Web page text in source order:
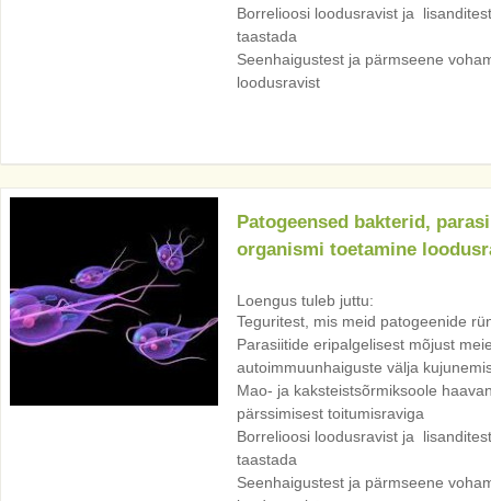
Borrelioosi loodusravist ja
taastada
Seenhaigustest ja pärmseene
loodusravist
Patogeensed bakterid,
organismi toetamine
Loengus tuleb juttu:
Teguritest, mis meid patogeenide
Parasiitide eripalgelisest mõjust
autoimmuunhaiguste välja
Mao- ja kaksteistsõrmiksoole
pärssimisest toitumisraviga
Borrelioosi loodusravist ja
taastada
Seenhaigustest ja pärmseene